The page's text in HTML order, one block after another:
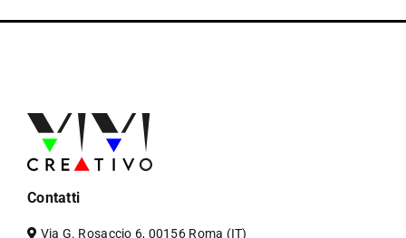
Contatti
Via G. Rosaccio 6, 00156 Roma (IT)